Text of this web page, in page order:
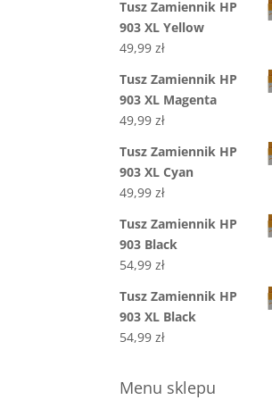
Tusz Zamiennik HP
903 XL Yellow
49,99zł
Tusz Zamiennik HP
903 XL Magenta
49,99zł
Tusz Zamiennik HP
903 XL Cyan
49,99zł
Tusz Zamiennik HP
903 Black
54,99zł
Tusz Zamiennik HP
903 XL Black
54,99zł
Menu sklepu